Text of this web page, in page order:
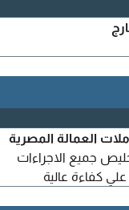
العمالة المصرية
جميع الاجراءات
كفاءة عالية